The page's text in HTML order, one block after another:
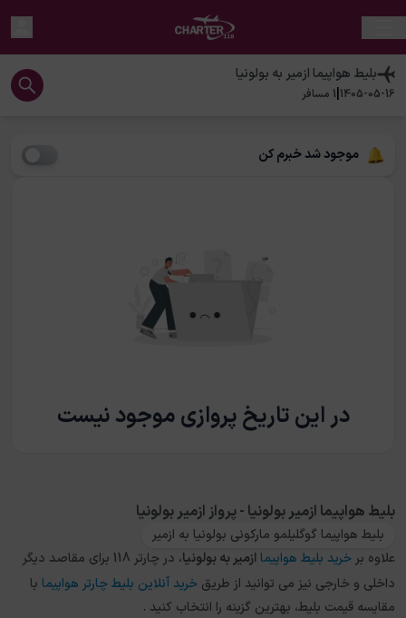
بلیط هواپیماازمیر به بولونیا
1405-05-16
|
1 مسافر
موجود شد خبرم کن
در این تاریخ پروازی موجود نیست
بلیط هواپیما ازمیر بولونیا - پرواز ازمیر بولونیا
بلیط هواپیما گوگلیلمو مارکونی بولونیا به ازمیر
علاوه بر خرید بلیط هواپیما ازمیربهبولونیا
، در چارتر 118 برای مقاصد دیگر
داخلی و خارجی نیز می توانید از طریق خرید آنلاین بلیط چارتر هواپیما با
مقایسه قیمت بلیط، بهترین گزینه را انتخاب کنید .